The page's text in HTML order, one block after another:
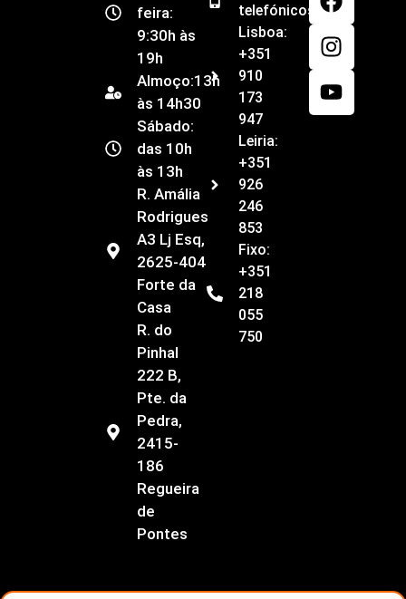
feira:
9:30h às
19h
Almoço:13h
às 14h30
Sábado:
das 10h
às 13h
R. Amália
Rodrigues
A3 Lj Esq,
2625-404
Forte da
Casa
R. do
Pinhal
222 B,
Pte. da
Pedra,
2415-
186
Regueira
de
Pontes
telefónicos
Lisboa:
+351
910
173
947
Leiria:
+351
926
246
853
Fixo:
+351
218
055
750